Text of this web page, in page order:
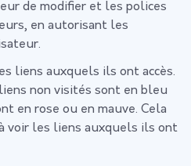
de modifier et les polices
en autorisant les
liens auxquels ils ont accès.
non visités sont en bleu
en rose ou en mauve. Cela
voir les liens auxquels ils ont